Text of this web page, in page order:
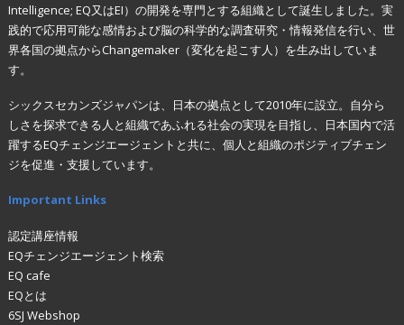
Intelligence; EQ又はEI）の開発を専門とする組織として誕生しました。実
践的で応用可能な感情および脳の科学的な調査研究・情報発信を行い、世
界各国の拠点からChangemaker（変化を起こす人）を生み出していま
す。
シックスセカンズジャパンは、日本の拠点として2010年に設立。自分ら
しさを探求できる人と組織であふれる社会の実現を目指し、日本国内で活
躍するEQチェンジエージェントと共に、個人と組織のポジティブチェン
ジを促進・支援しています。
Important Links
認定講座情報
EQチェンジエージェント検索
EQ cafe
EQとは
6SJ Webshop